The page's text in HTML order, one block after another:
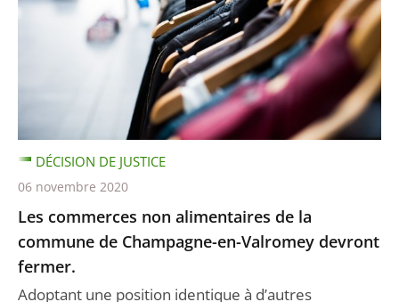
Les commerces non alimentaires de la
commune de Champagne-en-Valromey devront
fermer.
Adoptant une position identique à d’autres
DÉCISION DE JUSTICE
06 novembre 2020